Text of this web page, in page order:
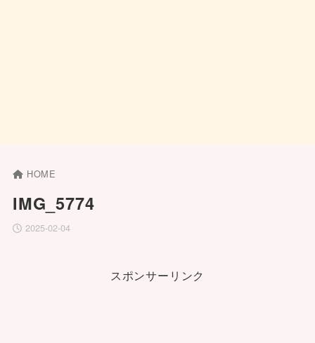
HOME
IMG_5774
2025-02-04
スポンサーリンク